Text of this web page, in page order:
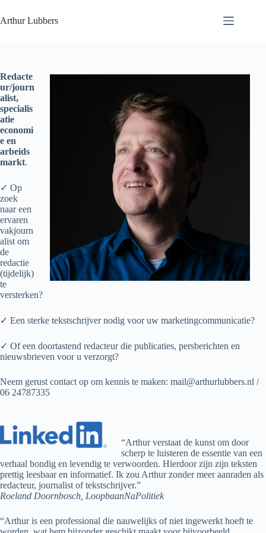
naar
de
Arthur Lubbers
Redacte
ur/journ
alist,
specialis
atie
economi
e en
arbeids
markt.
✓ Op
zoek
naar een
ervaren
vakjourn
alist om
de
redactie
(tijdelijk)
te
versterken?
✓ Een sterke tekstschrijver nodig voor uw marketingcommunicatie?
✓ Of een doortastend redacteur die publicaties, persberichten en
nieuwsbrieven voor u verzorgt?
Neem gerust contact op om kennis te maken: mail@arthurlubbers.nl /
06 24787335
“Arthur verstaat de kunst om door
scherp te luisteren de essentie van een
verhaal bondig en levendig te verwoorden. Hierdoor zijn zijn teksten
prettig leesbaar en informatief. Ik zou Arthur zonder meer aanraden als
redacteur, journalist of tekstschrijver.”
Roeland Doornbosch, LoopbaanNaPolitiek
“Arthur is een professional die nauwelijks of niet ingewerkt hoeft te